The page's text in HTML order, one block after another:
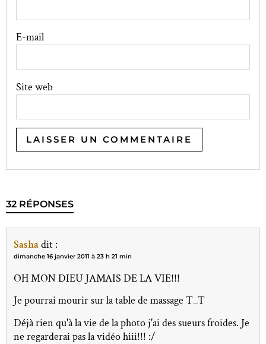
E-mail
Site web
32 RÉPONSES
Sashadit :
dimanche 16 janvier 2011 à 23 h 21 min
OH MON DIEU JAMAIS DE LA VIE!!!
Je pourrai mourir sur la table de massage T_T
Déjà rien qu'à la vie de la photo j'ai des sueurs froides. Je
ne regarderai pas la vidéo hiii!!! :/